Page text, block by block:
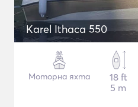
Karel Ithaca 550
Моторна яхта
18 ft
5 m